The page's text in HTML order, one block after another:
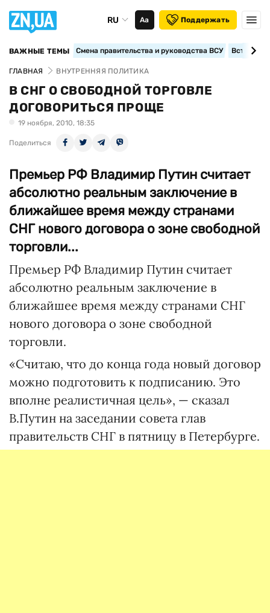
RU Аа Поддержать
ВАЖНЫЕ ТЕМЫ Смена правительства и руководства ВСУ
ГЛАВНАЯ ВНУТРЕННЯЯ ПОЛИТИКА
В СНГ О СВОБОДНОЙ ТОРГОВЛЕ
ДОГОВОРИТЬСЯ ПРОЩЕ
19 ноября, 2010, 18:35
Поделиться
Премьер РФ Владимир Путин считает
абсолютно реальным заключение в
ближайшее время между странами
СНГ нового договора о зоне свободной
торговли...
Премьер РФ Владимир Путин считает
абсолютно реальным заключение в
ближайшее время между странами СНГ
нового договора о зоне свободной
торговли.
«Считаю, что до конца года новый договор
можно подготовить к подписанию. Это
вполне реалистичная цель», — сказал
В.Путин на заседании совета глав
правительств СНГ в пятницу в Петербурге.